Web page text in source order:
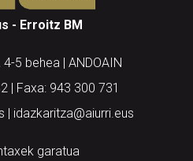
- Erroitz BM
5 behea | ANDOAIN
| Faxa: 943 300 731
| idazkaritza@aiurri.eus
garatua